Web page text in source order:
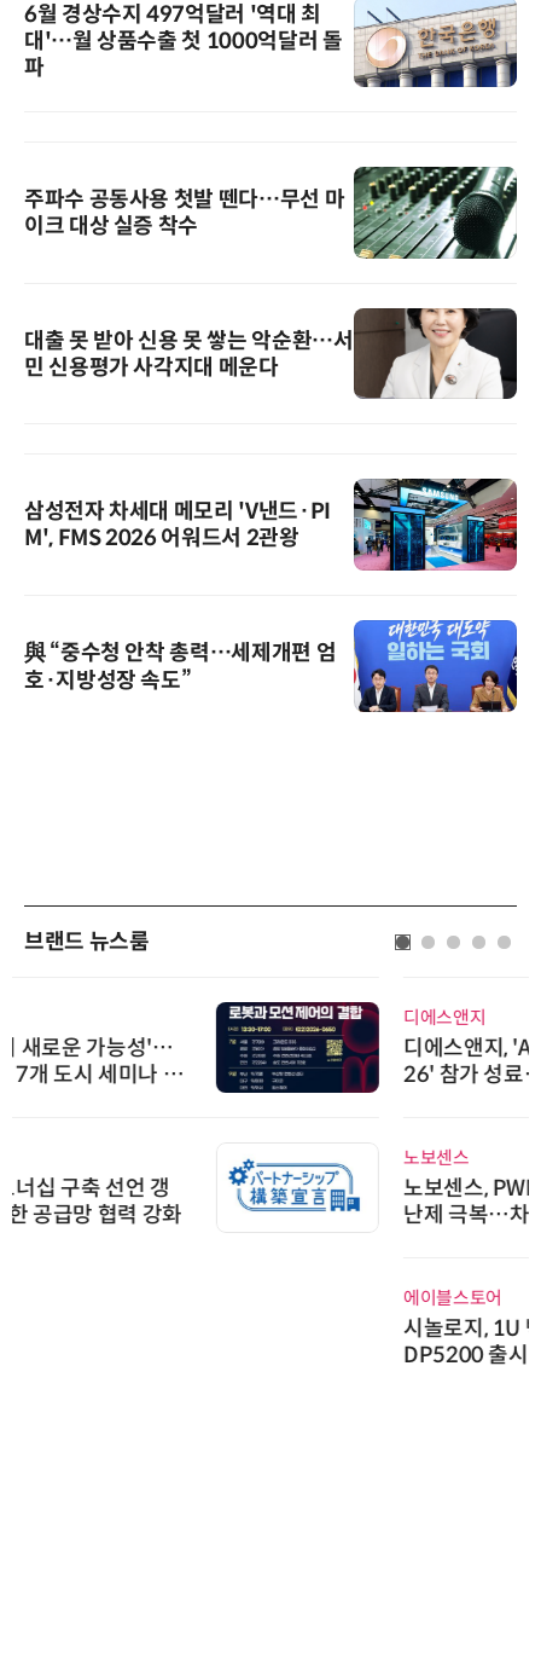
6월 경상수지 497억달러 '역대 최
대'…월 상품수출 첫 1000억달러 돌
파
주파수 공동사용 첫발 뗀다…무선 마
이크 대상 실증 착수
대출 못 받아 신용 못 쌓는 악순환…서
민 신용평가 사각지대 메운다
삼성전자 차세대 메모리 'V낸드·PI
M', FMS 2026 어워드서 2관왕
與 “중수청 안착 총력…세제개편 엄
호·지방성장 속도”
브랜드 뉴스룸
디에스앤지, 'AI EXPO KOREA 20
26' 참가 성료… AI 전 생애주기 아
우르는 통합 솔루션 선봬
노보센스, PWM 고주파 과도 간섭
난제 극복…차량용 전류 감지 증폭